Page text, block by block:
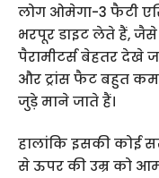
लोग ओमेगा-3 फैटी
भरपूर डाइट लेते हैं, जैसे
पैरामीटर्स बेहतर देखे
और ट्रांस फैट बहुत कम
जुड़े माने जाते हैं।
हालांकि इसकी कोई
से ऊपर की उम्र को